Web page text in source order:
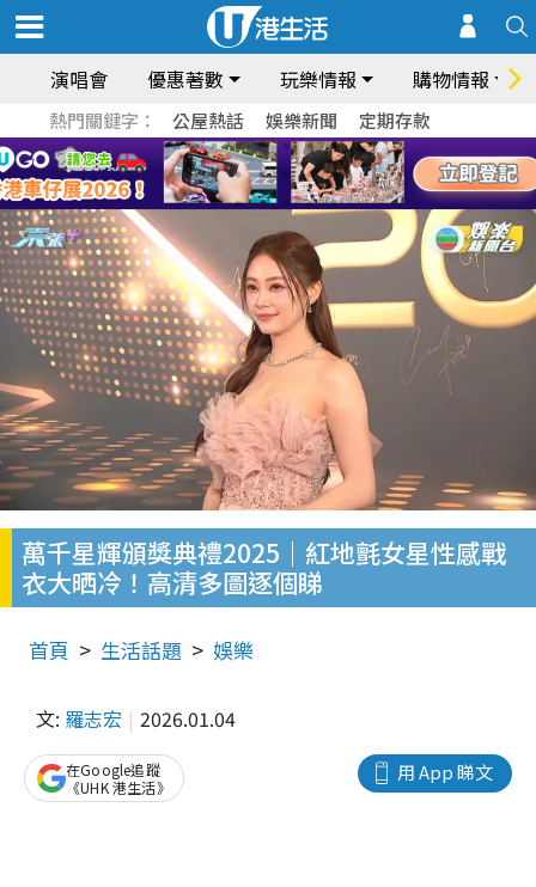
演唱會 優惠著數 玩樂情報 購物情報
熱門關鍵字： 公屋熱話 娛樂新聞 定期存款
萬千星輝頒獎典禮2025｜紅地氈女星性感戰
衣大晒冷！高清多圖逐個睇
首頁 生活話題 娛樂
文: 羅志宏 2026.01.04
用 App 睇文
在Google追蹤
《UHK 港生活》